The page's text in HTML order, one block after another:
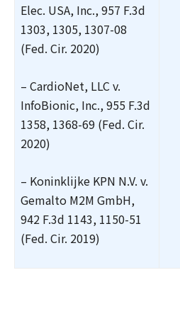
Elec. USA, Inc., 957 F.3d
1303, 1305, 1307-08
(Fed. Cir. 2020)
– CardioNet, LLC v.
InfoBionic, Inc., 955 F.3d
1358, 1368-69 (Fed. Cir.
2020)
– Koninklijke KPN N.V. v.
Gemalto M2M GmbH,
942 F.3d 1143, 1150-51
(Fed. Cir. 2019)